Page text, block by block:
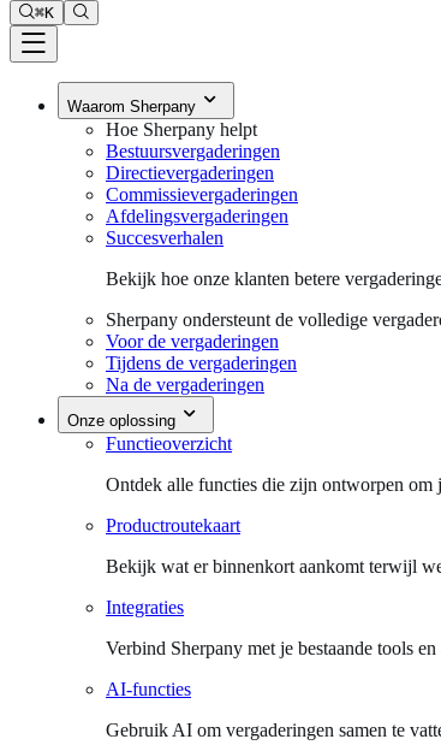
⌘K
Waarom Sherpany
Hoe Sherpany helpt
Bestuursvergaderingen
Directievergaderingen
Commissievergaderingen
Afdelingsvergaderingen
Succesverhalen
Bekijk hoe onze klanten betere
Sherpany ondersteunt de volledige
Voor de vergaderingen
Tijdens de vergaderingen
Na de vergaderingen
Onze oplossing
Functieoverzicht
Ontdek alle functies die zijn ontworpen om
Productroutekaart
Bekijk wat er binnenkort aankomt terwijl
Integraties
Verbind Sherpany met je bestaande tools en
AI-functies
Gebruik AI om vergaderingen samen te